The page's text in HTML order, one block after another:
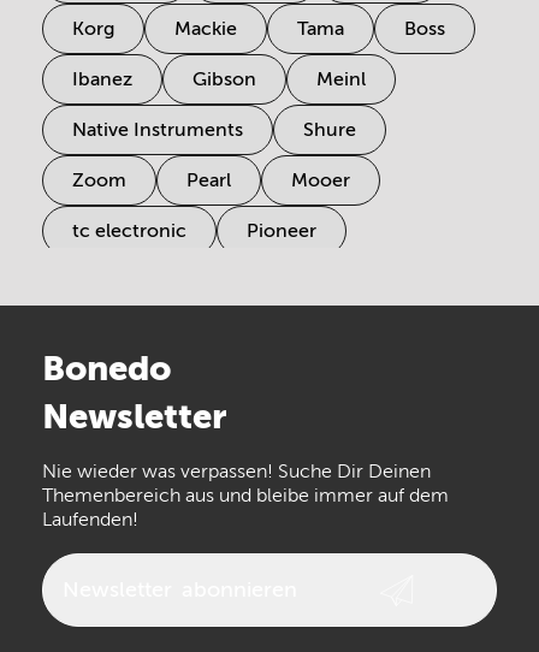
Korg Mackie Tama Boss
Ibanez Gibson Meinl
Native Instruments Shure
Zoom Pearl Mooer
tc electronic Pioneer
Arturia
the t.bone
Walrus Audio Epiphone
Bonedo
Newsletter
Nie wieder was verpassen! Suche Dir Deinen
Themenbereich aus und bleibe immer auf dem
Laufenden!